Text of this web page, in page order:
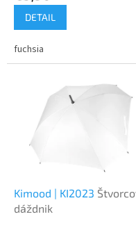
DETAIL
fuchsia
Kimood | KI2023
dáždnik